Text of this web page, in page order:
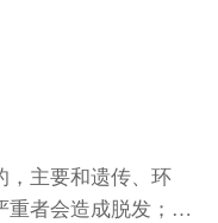
的油渍，保持皮肤
肪或者碳水化合物
病的恢复。
主要和遗传、环
重者会造成脱发；治